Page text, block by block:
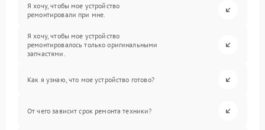
Я хочу, чтобы мое устройство
ремонтировали при мне.
Я хочу, чтобы мое устройство
ремонтировалось только оригинальными
запчастями.
Как я узнаю, что мое устройство готово?
От чего зависит срок ремонта техники?